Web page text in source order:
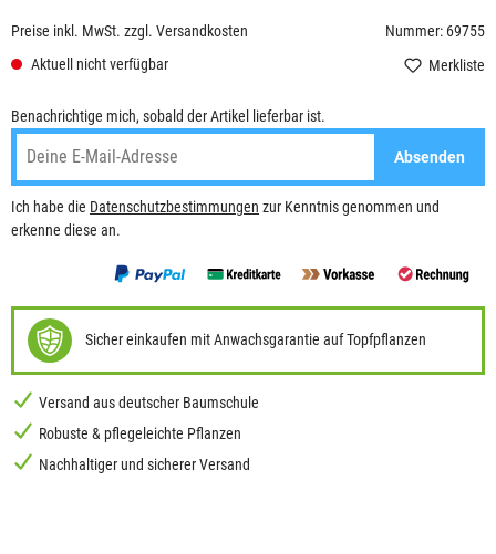
Preise inkl. MwSt. zzgl. Versandkosten
Nummer: 69755
Aktuell nicht verfügbar
Merkliste
Benachrichtige mich, sobald der Artikel lieferbar ist.
Absenden
Ich habe die Datenschutzbestimmungen zur Kenntnis genommen und
erkenne diese an.
Sicher einkaufen mit Anwachsgarantie auf Topfpflanzen
Versand aus deutscher Baumschule
Robuste & pflegeleichte Pflanzen
Nachhaltiger und sicherer Versand